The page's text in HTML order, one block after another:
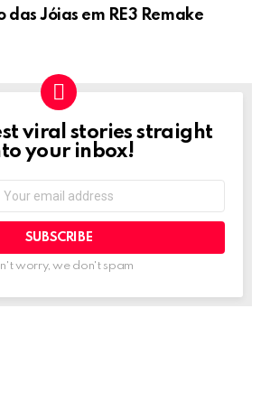
das Jóias em RE3 Remake
viral stories straight
your inbox!
worry, we don't spam